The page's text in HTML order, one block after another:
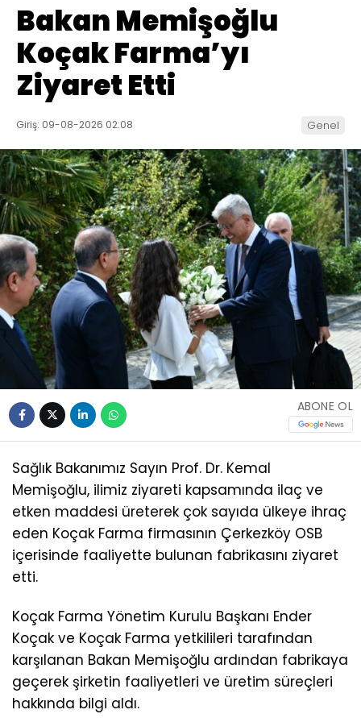
Bakan Memişoğlu
Koçak Farma’yı
Ziyaret Etti
Giriş: 09-08-2026 02:08 Genel
ABONE OL
Sağlık Bakanımız Sayın Prof. Dr. Kemal
Memişoğlu, ilimiz ziyareti kapsamında ilaç ve
etken maddesi üreterek çok sayıda ülkeye ihraç
eden Koçak Farma firmasının Çerkezköy OSB
içerisinde faaliyette bulunan fabrikasını ziyaret
etti.
Koçak Farma Yönetim Kurulu Başkanı Ender
Koçak ve Koçak Farma yetkilileri tarafından
karşılanan Bakan Memişoğlu ardından fabrikaya
geçerek şirketin faaliyetleri ve üretim süreçleri
hakkında bilgi aldı.